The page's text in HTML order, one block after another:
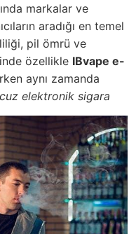
markalar ve
aradığı en temel
pil ömrü ve
özellikle IBvape e-
aynı zamanda
elektronik sigara